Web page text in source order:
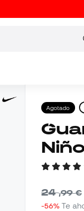
Agotado
Guantes Nike Match
24,99 €
-56% Te